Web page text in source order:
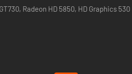
Radeon HD 5850, HD Graphics 530